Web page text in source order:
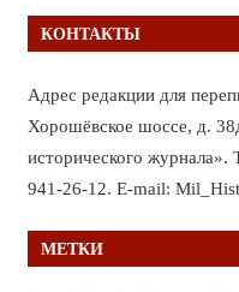
КОНТАКТЫ
Адрес редакции для
Хорошёвское шоссе, д.
исторического
941-26-12. E-mail:
МЕТКИ